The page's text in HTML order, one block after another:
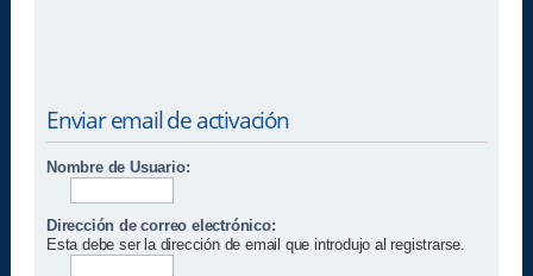
Enviar email de activación
Nombre de Usuario:
Dirección de correo electrónico:
Esta debe ser la dirección de email que introdujo al registrarse.